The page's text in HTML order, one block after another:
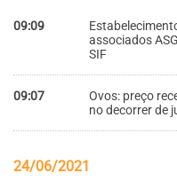
09:09
associados
SIF
09:07
Ovos: preço
no decorrer de
24/06/2021